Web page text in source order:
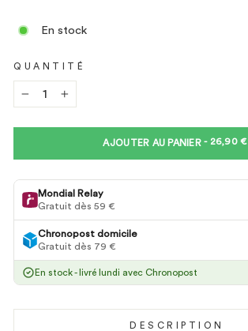
En stock
QUANTITÉ
AJOUTER AU PANIER- PRIX
26,90 €
Mondial Relay
Gratuit dès 59 €
Chronopost domicile
Gratuit dès 79 €
En stock - livré lundi avec Chronopost
DESCRIPTION